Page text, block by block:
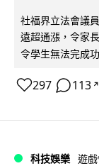
社福界立法會議
遠超通漲，令家
令學生無法完成
297 113 ↗
科技娛樂 遊